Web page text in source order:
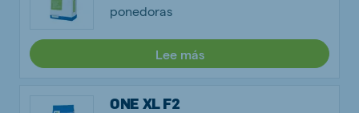
ponedoras
Lee más
ONE XL F2